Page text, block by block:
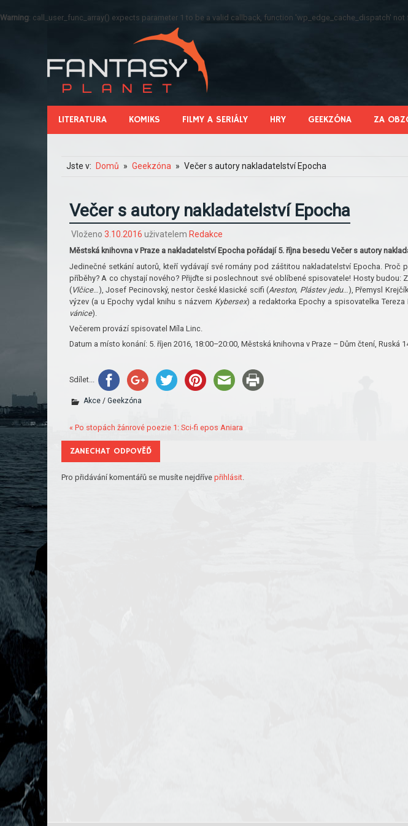
Warning: call_user_func_array() expects parameter 1 to be a valid callback, function 'wp_edge_cache_dispatch'
LITERATURA KOMIKS FILMY A SERIÁLY HRY GEEKZÓNA ZA
Jste v: Domů Geekzóna Večer s autory nakladatelství Epocha
Večer s autory nakladatelství Epocha
Vloženo 3.10.2016 uživatelem Redakce
Městská knihovna v Praze a nakladatelství Epocha pořádají 5. října besedu Večer s autory
Jedinečné setkání autorů, kteří vydávají své romány pod záštitou nakladatelství Epocha. Proč
příběhy? A co chystají nového? Přijďte si poslechnout své oblíbené spisovatele! Hosty budou:
(Vlčice…), Josef Pecinovský, nestor české klasické scifi (Areston, Plástev jedu…), Přemysl
výzev (a u Epochy vydal knihu s názvem Kybersex) a redaktorka Epochy a spisovatelka
vánice).
Večerem provází spisovatel Míla Linc.
Datum a místo konání: 5. říjen 2016, 18:00–20:00, Městská knihovna v Praze – Dům čtení, Ruská
Sdílet...
Akce/ Geekzóna
« Po stopách žánrové poezie 1: Sci-fi epos Aniara
ZANECHAT ODPOVĚĎ
Pro přidávání komentářů se musíte nejdřívepřihlásit.